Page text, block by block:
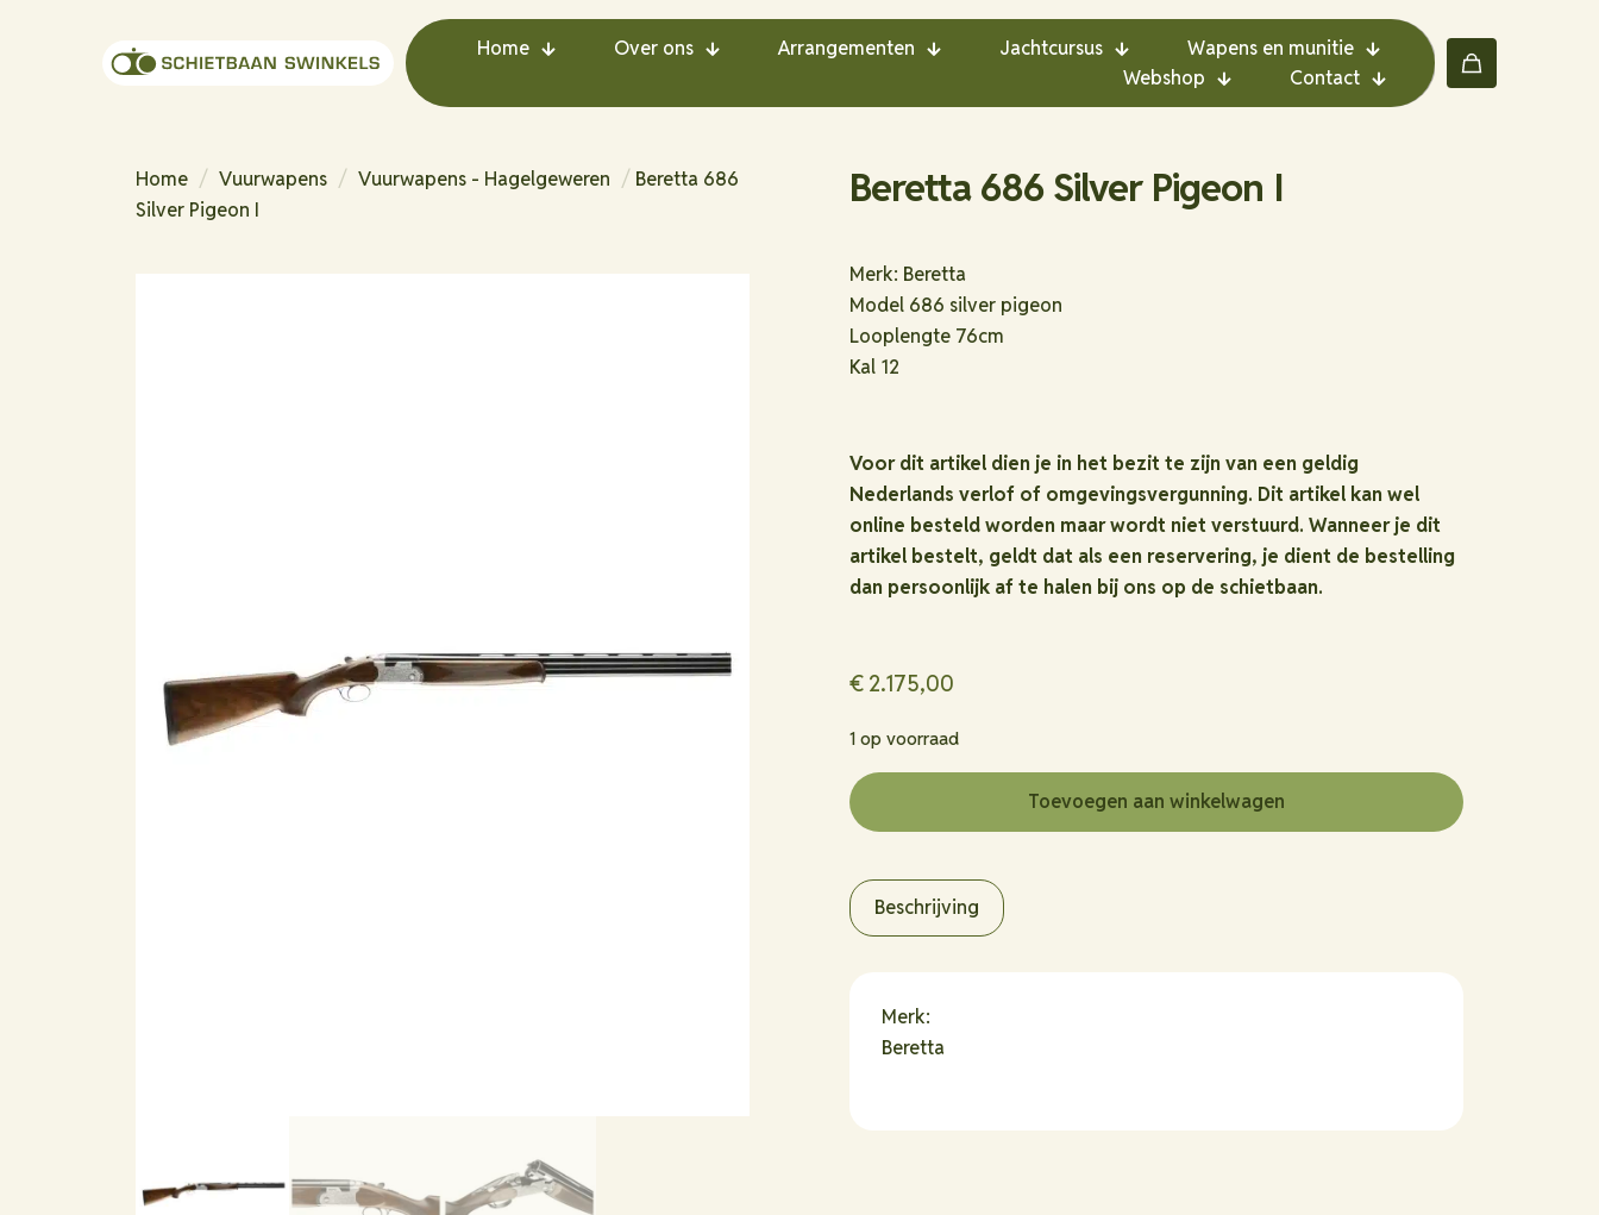
Home Over ons Arrangementen Jachtcursus
Wapens en munitie
Webshop
Contact
Home / Vuurwapens / Vuurwapens - Hagelgeweren / Beretta 686
Silver Pigeon I
Beretta 686 Silver Pigeon I
Merk: Beretta
Model 686 silver pigeon
Looplengte 76cm
Kal 12
Voor dit artikel dien je in het bezit te zijn van een geldig
Nederlands verlof of omgevingsvergunning. Dit artikel kan wel
online besteld worden maar wordt niet verstuurd. Wanneer je dit
artikel bestelt, geldt dat als een reservering, je dient de bestelling
dan persoonlijk af te halen bij ons op de schietbaan.
€ 2.175,00
1 op voorraad
Toevoegen aan winkelwagen
Beschrijving
Merk:
Beretta